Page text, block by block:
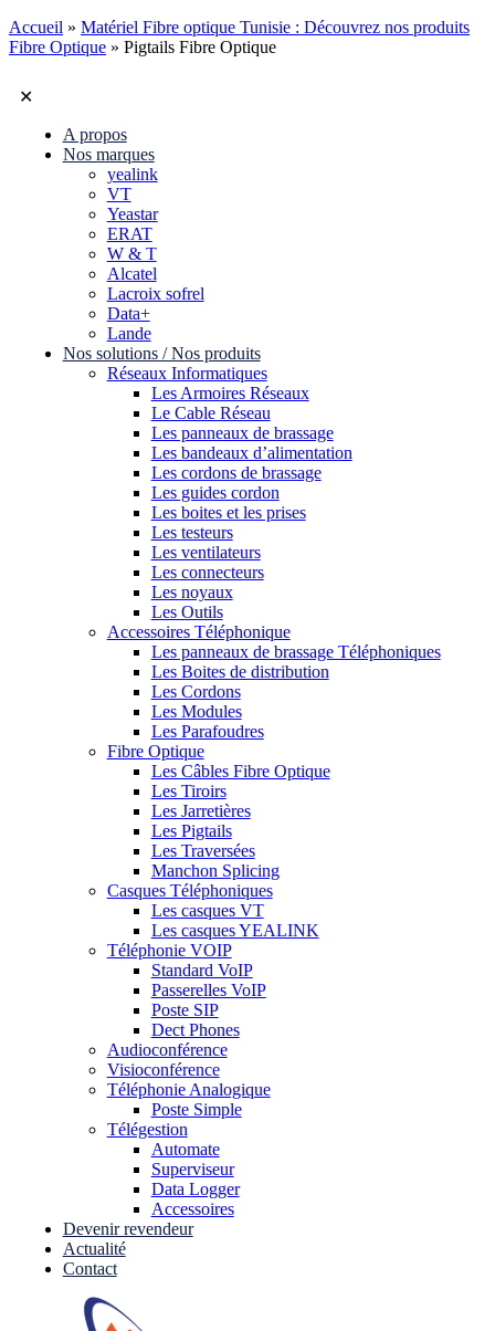
Accueil » Matériel Fibre optique Tunisie : Découvrez nos produits
Fibre Optique » Pigtails Fibre Optique
✕
A propos
Nos marques
yealink
VT
Yeastar
ERAT
W & T
Alcatel
Lacroix sofrel
Data+
Lande
Nos solutions / Nos produits
Réseaux Informatiques
Les Armoires Réseaux
Le Cable Réseau
Les panneaux de brassage
Les bandeaux d’alimentation
Les cordons de brassage
Les guides cordon
Les boites et les prises
Les testeurs
Les ventilateurs
Les connecteurs
Les noyaux
Les Outils
Accessoires Téléphonique
Les panneaux de brassage Téléphoniques
Les Boites de distribution
Les Cordons
Les Modules
Les Parafoudres
Fibre Optique
Les Câbles Fibre Optique
Les Tiroirs
Les Jarretières
Les Pigtails
Les Traversées
Manchon Splicing
Casques Téléphoniques
Les casques VT
Les casques YEALINK
Téléphonie VOIP
Standard VoIP
Passerelles VoIP
Poste SIP
Dect Phones
Audioconférence
Visioconférence
Téléphonie Analogique
Poste Simple
Télégestion
Automate
Superviseur
Data Logger
Accessoires
Devenir revendeur
Actualité
Contact